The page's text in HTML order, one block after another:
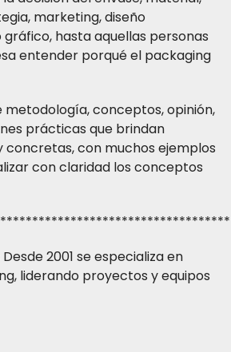
marketing, diseño
hasta aquellas personas
entender porqué el packaging
conceptos, opinión,
prácticas que brindan
concretas, con muchos ejemplos
con claridad los conceptos
2001 se especializa en
liderando proyectos y equipos